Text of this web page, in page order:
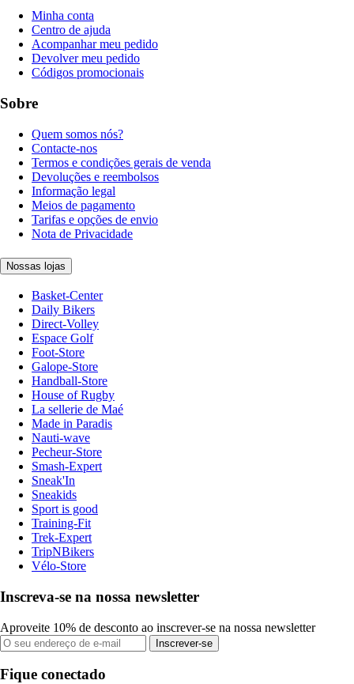
Minha conta
Centro de ajuda
Acompanhar meu pedido
Devolver meu pedido
Códigos promocionais
Sobre
Quem somos nós?
Contacte-nos
Termos e condições gerais de venda
Devoluções e reembolsos
Informação legal
Meios de pagamento
Tarifas e opções de envio
Nota de Privacidade
Nossas lojas
Basket-Center
Daily Bikers
Direct-Volley
Espace Golf
Foot-Store
Galope-Store
Handball-Store
House of Rugby
La sellerie de Maé
Made in Paradis
Nauti-wave
Pecheur-Store
Smash-Expert
Sneak'In
Sneakids
Sport is good
Training-Fit
Trek-Expert
TripNBikers
Vélo-Store
Inscreva-se na nossa newsletter
Aproveite 10% de desconto ao inscrever-se na nossa newsletter
Inscrever-se
Fique conectado